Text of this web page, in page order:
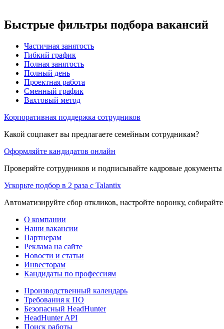
Быстрые фильтры подбора вакансий
Частичная занятость
Гибкий график
Полная занятость
Полный день
Проектная работа
Сменный график
Вахтовый метод
Корпоративная поддержка сотрудников
Какой соцпакет вы предлагаете семейным сотрудникам?
Оформляйте кандидатов онлайн
Проверяйте сотрудников и подписывайте кадровые
Ускорьте подбор в 2 раза с Talantix
Автоматизируйте сбор откликов, настройте воронку,
О компании
Наши вакансии
Партнерам
Реклама на сайте
Новости и статьи
Инвесторам
Кандидаты по профессиям
Производственный календарь
Требования к ПО
Безопасный HeadHunter
HeadHunter API
Поиск работы